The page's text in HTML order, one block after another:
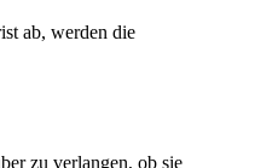
ab, werden die
zu verlangen, ob sie